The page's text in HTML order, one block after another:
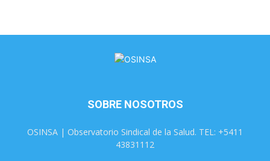
SOBRE NOSOTROS
OSINSA | Observatorio Sindical de la Salud. TEL: +5411
43831112